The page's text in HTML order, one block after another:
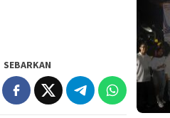
SEBARKAN